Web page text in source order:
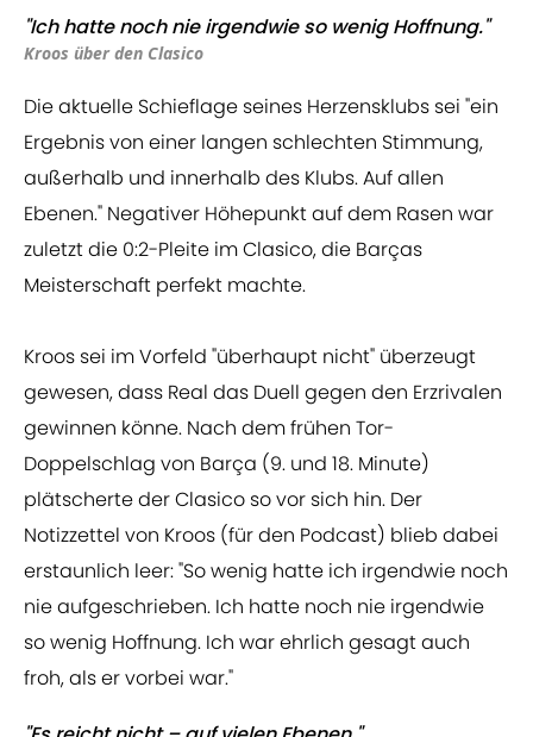
"Ich hatte noch nie irgendwie so wenig Hoffnung."
Kroos über den Clasico
Die aktuelle Schieflage seines Herzensklubs sei "ein
Ergebnis von einer langen schlechten Stimmung,
außerhalb und innerhalb des Klubs. Auf allen
Ebenen." Negativer Höhepunkt auf dem Rasen war
zuletzt die 0:2-Pleite im Clasico, die Barças
Meisterschaft perfekt machte.
Kroos sei im Vorfeld "überhaupt nicht" überzeugt
gewesen, dass Real das Duell gegen den Erzrivalen
gewinnen könne. Nach dem frühen Tor-
Doppelschlag von Barça (9. und 18. Minute)
plätscherte der Clasico so vor sich hin. Der
Notizzettel von Kroos (für den Podcast) blieb dabei
erstaunlich leer: "So wenig hatte ich irgendwie noch
nie aufgeschrieben. Ich hatte noch nie irgendwie
so wenig Hoffnung. Ich war ehrlich gesagt auch
froh, als er vorbei war."